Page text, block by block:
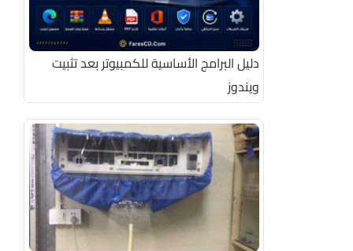
دليل البرامج الأساسية للكمبيوتر بعد تثبيت
ويندوز